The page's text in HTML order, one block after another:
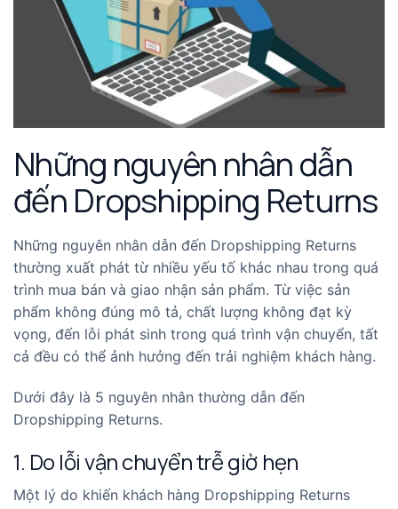
Những nguyên nhân dẫn
đến Dropshipping Returns
Những nguyên nhân dẫn đến Dropshipping Returns
thường xuất phát từ nhiều yếu tố khác nhau trong quá
trình mua bán và giao nhận sản phẩm. Từ việc sản
phẩm không đúng mô tả, chất lượng không đạt kỳ
vọng, đến lỗi phát sinh trong quá trình vận chuyển, tất
cả đều có thể ảnh hưởng đến trải nghiệm khách hàng.
Dưới đây là 5 nguyên nhân thường dẫn đến
Dropshipping Returns.
1. Do lỗi vận chuyển trễ giờ hẹn
Một lý do khiến khách hàng Dropshipping Returns